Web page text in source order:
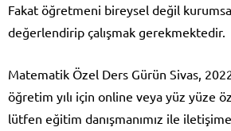
Fakat öğretmeni bireysel değil
değerlendirip çalışmak gerekmektedir.
Matematik Özel Ders Gürün Sivas,
öğretim yılı için online veya yüz yüze
lütfen eğitim danışmanımız ile